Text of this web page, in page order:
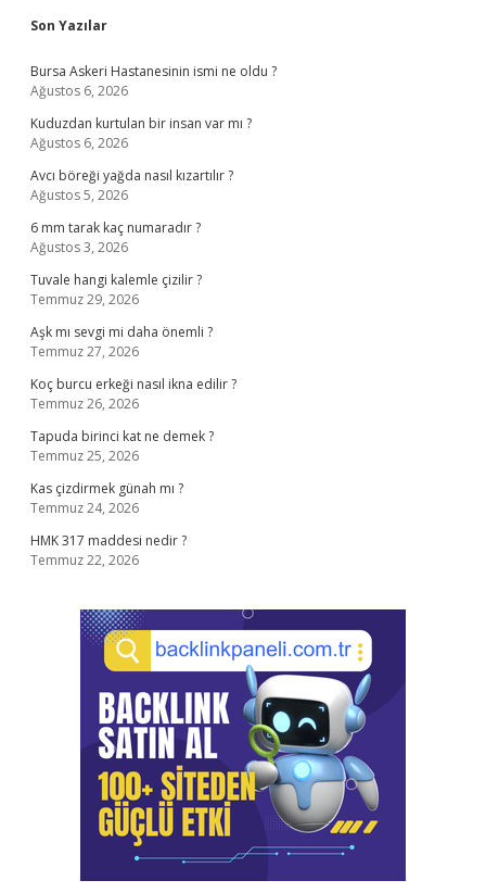
Sidebar
Son Yazılar
Bursa Askeri Hastanesinin ismi ne oldu ?
Ağustos 6, 2026
Kuduzdan kurtulan bir insan var mı ?
Ağustos 6, 2026
Avcı böreği yağda nasıl kızartılır ?
Ağustos 5, 2026
6 mm tarak kaç numaradır ?
Ağustos 3, 2026
Tuvale hangi kalemle çizilir ?
Temmuz 29, 2026
Aşk mı sevgi mi daha önemli ?
Temmuz 27, 2026
Koç burcu erkeği nasıl ikna edilir ?
Temmuz 26, 2026
Tapuda birinci kat ne demek ?
Temmuz 25, 2026
Kas çizdirmek günah mı ?
Temmuz 24, 2026
HMK 317 maddesi nedir ?
Temmuz 22, 2026